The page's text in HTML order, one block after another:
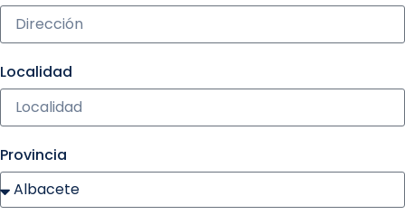
Localidad
Provincia